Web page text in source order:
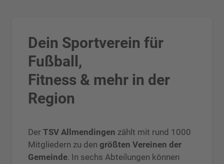
Dein Sportverein für
Fußball,
Fitness & mehr in der
Region
Der TSV Allmendingen zählt mit rund 1000
Mitgliedern zu den größten Vereinen der
Gemeinde. In sechs Abteilungen können